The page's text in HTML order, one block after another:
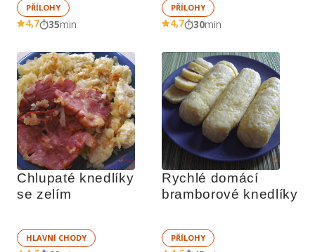
PŘÍLOHY
4,7 35min
PŘÍLOHY
4,7 30min
Chlupaté knedlíky
se zelím
HLAVNÍ CHODY
Rychlé domácí
bramborové knedlíky
PŘÍLOHY